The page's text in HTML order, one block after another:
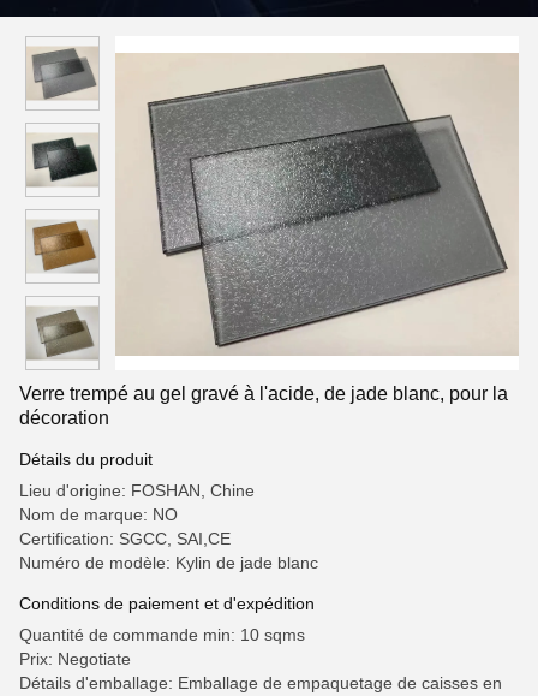
Verre trempé au gel gravé à l'acide, de jade blanc, pour la
décoration
Détails du produit
Lieu d'origine: FOSHAN, Chine
Nom de marque: NO
Certification: SGCC, SAI,CE
Numéro de modèle: Kylin de jade blanc
Conditions de paiement et d'expédition
Quantité de commande min: 10 sqms
Prix: Negotiate
Détails d'emballage: Emballage de empaquetage de caisses en